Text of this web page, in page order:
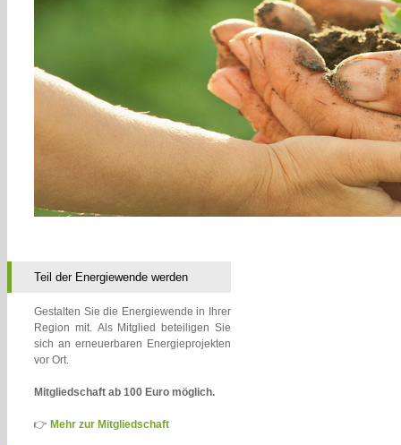
Teil der Energiewende werden
Gestalten Sie die Energiewende in Ihrer
Region mit. Als Mitglied beteiligen Sie
sich an erneuerbaren Energieprojekten
vor Ort.
Mitgliedschaft ab 100 Euro möglich.
👉 Mehr zur Mitgliedschaft